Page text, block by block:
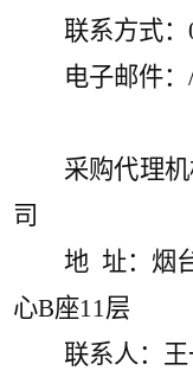
联系方式：
电子邮件：
采购代理
司
地 址：烟
心B座11层
联系人：